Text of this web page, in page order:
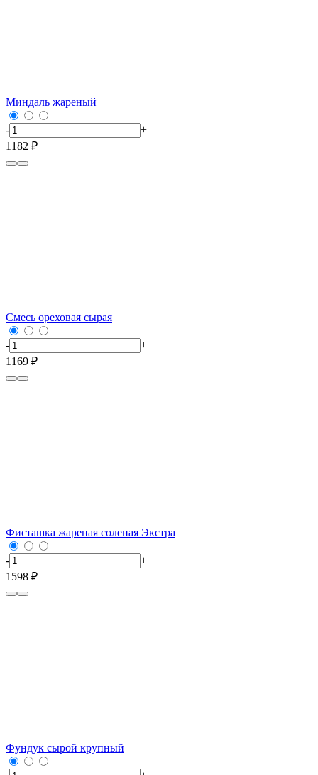
Миндаль жареный
-
+
1182 ₽
Смесь ореховая сырая
-
+
1169 ₽
Фисташка жареная соленая Экстра
-
+
1598 ₽
Фундук сырой крупный